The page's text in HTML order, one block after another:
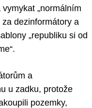
„normálním
dezinformátory a
„republiku si od
a
u zadku, protože
pozemky,